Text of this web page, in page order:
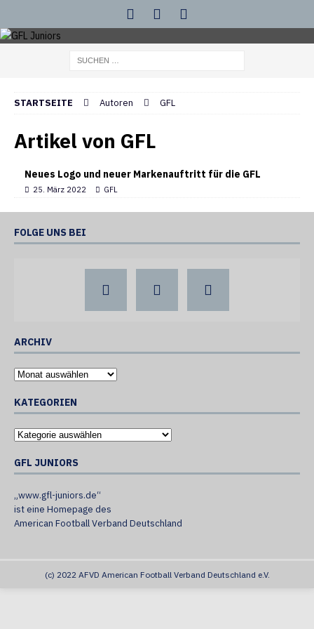
STARTSEITE Autoren GFL
Artikel von GFL
Neues Logo und neuer Markenauftritt für die GFL
25. März 2022 GFL
FOLGE UNS BEI
ARCHIV
KATEGORIEN
GFL JUNIORS
„www.gfl-juniors.de“
ist eine Homepage des
American Football Verband Deutschland
(c) 2022 AFVD American Football Verband Deutschland e.V.